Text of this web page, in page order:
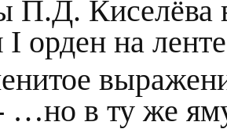
П.Д. Киселёва
орден на
…но в ту же